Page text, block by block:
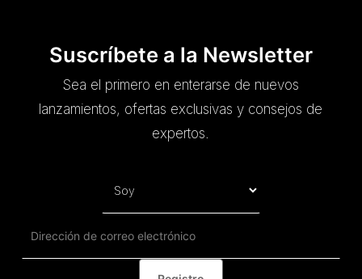
Suscríbete a la Newsletter
Sea el primero en enterarse de nuevos
lanzamientos, ofertas exclusivas y consejos de
expertos.